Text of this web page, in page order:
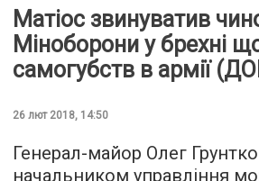
Матіос звинуватив
Міноборони у брехні
самогубств в армії
26 лют 2018, 14:50
Генерал-майор Олег
начальником управління